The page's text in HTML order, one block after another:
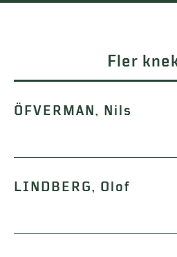
Fler
ÖFVERMAN, Nils
LINDBERG, Olof